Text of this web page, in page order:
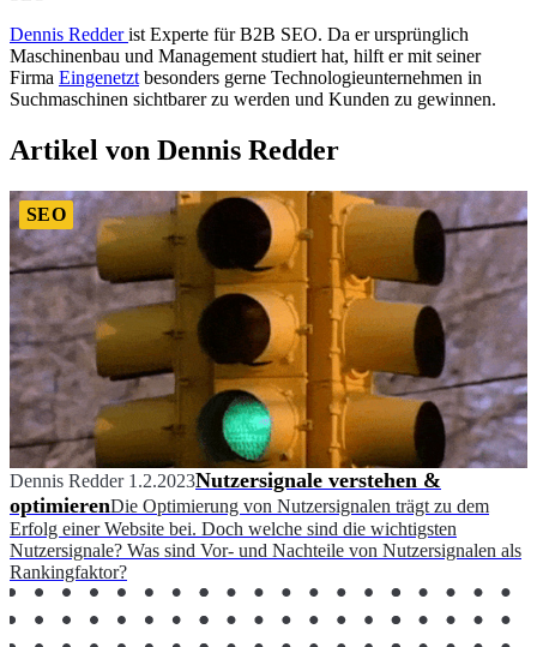
Dennis Redderist Experte für B2B SEO. Da er ursprünglich
Maschinenbau und Management studiert hat, hilft er mit seiner
Firma Eingenetzt besonders gerne Technologieunternehmen in
Suchmaschinen sichtbarer zu werden und Kunden zu gewinnen.
Artikel von Dennis Redder
SEO
Dennis Redder 1.2.2023Nutzersignale verstehen &
optimierenDie Optimierung von Nutzersignalen trägt zu dem
Erfolg einer Website bei. Doch welche sind die wichtigsten
Nutzersignale? Was sind Vor- und Nachteile von Nutzersignalen als
Rankingfaktor?